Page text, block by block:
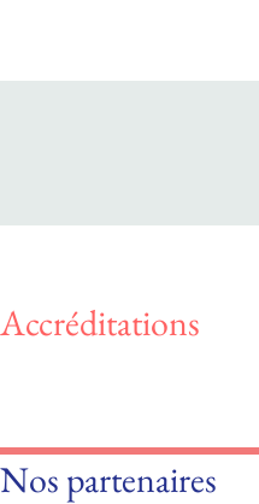
Accréditations
Nos partenaires